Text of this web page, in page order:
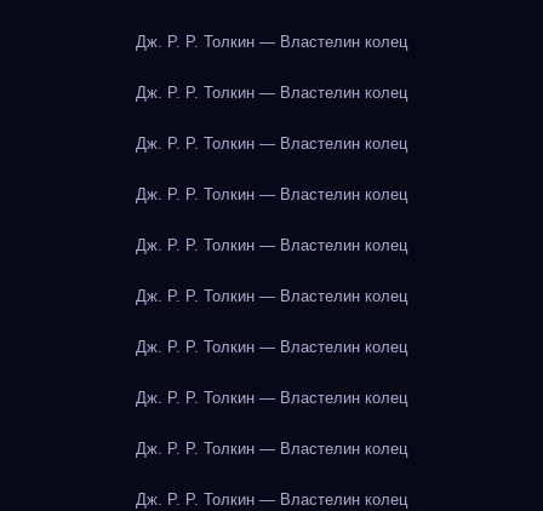
Дж. Р. Р. Толкин — Властелин колец
Дж. Р. Р. Толкин — Властелин колец
Дж. Р. Р. Толкин — Властелин колец
Дж. Р. Р. Толкин — Властелин колец
Дж. Р. Р. Толкин — Властелин колец
Дж. Р. Р. Толкин — Властелин колец
Дж. Р. Р. Толкин — Властелин колец
Дж. Р. Р. Толкин — Властелин колец
Дж. Р. Р. Толкин — Властелин колец
Дж. Р. Р. Толкин — Властелин колец